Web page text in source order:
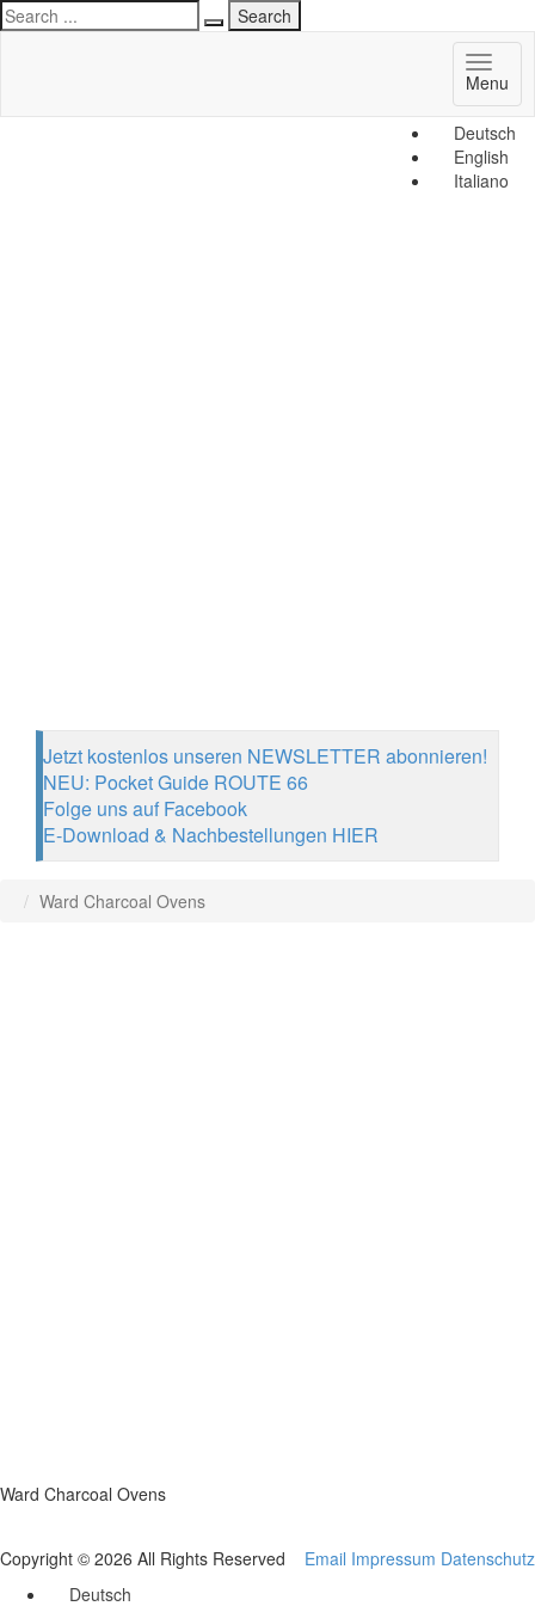
Deutsch
English
Italiano
Menu
Jetzt kostenlos unseren NEWSLETTER abonnieren!
NEU: Pocket Guide ROUTE 66
Folge uns auf Facebook
E-Download & Nachbestellungen HIER
Ward Charcoal Ovens
Ward Charcoal Ovens
Copyright © 2026 All Rights Reserved Email Impressum Datenschutz
Deutsch